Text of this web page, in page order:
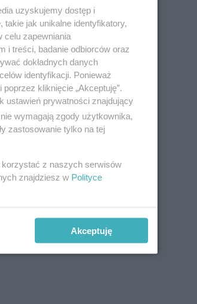
w szpitalu,
formacji Black
uzyskujemy dostęp i
jak unikalne identyfikatory,
celu zapewniania
i treści, badanie odbiorców oraz
dokładnych danych
identyfikacji. Ponieważ
kliknięcie „Akceptuję”.
ustawień prywatności znajdujący
wymagają zgody użytkownika,
zastosowanie tylko na tej
korzystać z naszych serwisów
znajdziesz w Polityce
Akceptuję